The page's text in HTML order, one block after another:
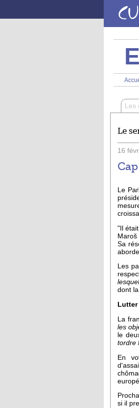
Vous êtes
Les
Le
16
Le
"Il
Sa
Les
dont
La
les
le
tordre
En
si il